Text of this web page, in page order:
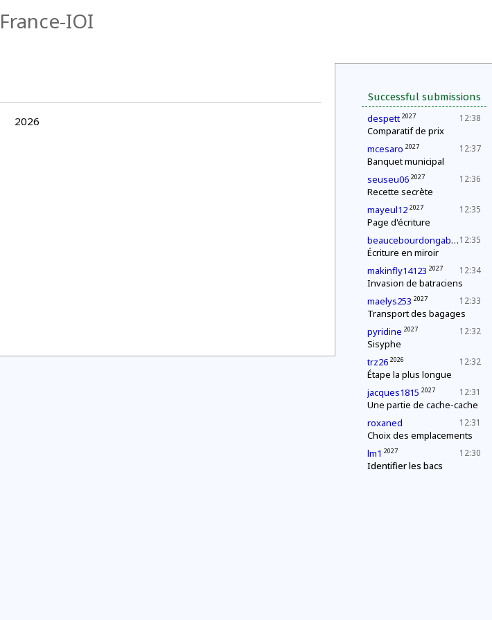
France-IOI
Successful submissions
12:38
despett 2027
Comparatif de prix
12:37
mcesaro 2027
Banquet municipal
12:36
seuseu06 2027
Recette secrète
12:35
mayeul12 2027
Page d'écriture
12:35
beaucebourdongabriel 2027
Écriture en miroir
12:34
makinfly14123 2027
Invasion de batraciens
12:33
maelys253 2027
Transport des bagages
12:32
pyridine 2027
Sisyphe
12:32
trz26 2026
Étape la plus longue
12:31
jacques1815 2027
Une partie de cache-cache
12:31
roxaned
Choix des emplacements
12:30
lm1 2027
Identifier les bacs
2026